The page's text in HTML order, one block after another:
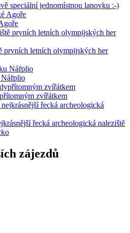
speciální jednomístnou lanovku :-)
prvních letních olympijských her
Náfplio
zvířátkem
řecká archeologická naleziště
zájezdů